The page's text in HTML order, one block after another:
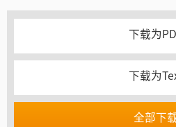
下载为
下载为
全部下